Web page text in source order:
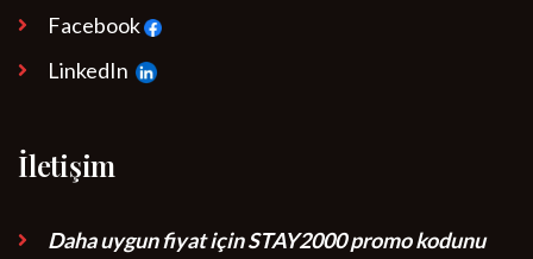
Facebook
LinkedIn
İletişim
Daha uygun fiyat için STAY2000 promo kodunu